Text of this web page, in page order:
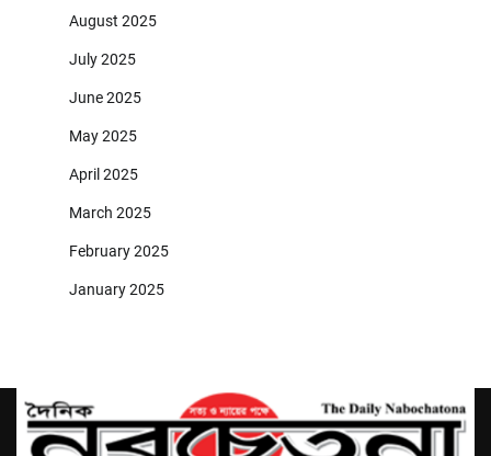
August 2025
July 2025
June 2025
May 2025
April 2025
March 2025
February 2025
January 2025